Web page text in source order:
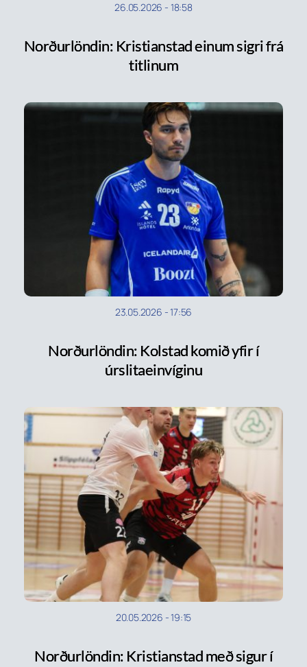
26.05.2026 - 18:58
Norðurlöndin: Kristianstad einum sigri frá
titlinum
23.05.2026 -17:56
Norðurlöndin: Kolstad komið yfir í
úrslitaeinvíginu
20.05.2026 -19:15
Norðurlöndin: Kristianstad með sigur í